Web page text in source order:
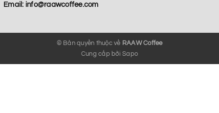
Email: info@raawcoffee.com
© Bản quyền thuộc về RAAW Coffee
Cung cấp bởiSapo